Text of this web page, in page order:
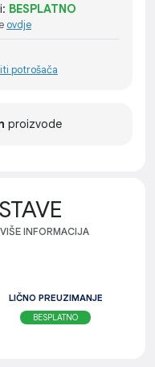
BESPLATNO
ovdje
potrošača
proizvode
INFORMACIJA
LIČNO PREUZIMANJE
BESPLATNO